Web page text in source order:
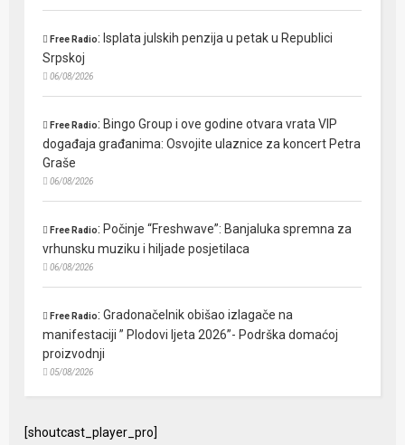
Free Radio: Isplata julskih penzija u petak u Republici
Srpskoj
06/08/2026
Free Radio: Bingo Group i ove godine otvara vrata VIP
događaja građanima: Osvojite ulaznice za koncert Petra
Graše
06/08/2026
Free Radio: Počinje “Freshwave”: Banjaluka spremna za
vrhunsku muziku i hiljade posjetilaca
06/08/2026
Free Radio:Gradonačelnik obišao izlagače na
manifestaciji ” Plodovi ljeta 2026”- Podrška domaćoj
proizvodnji
05/08/2026
[shoutcast_player_pro]